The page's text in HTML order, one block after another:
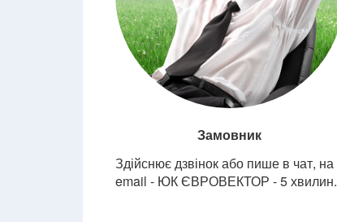
Замовник
Здійснює дзвінок або пише в чат, на
email - ЮК ЄВРОВЕКТОР - 5 хвилин.